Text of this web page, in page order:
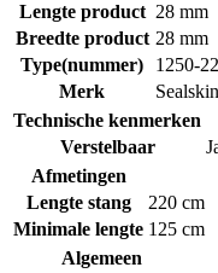
Lengte product 28 mm
Breedte product 28 mm
Type(nummer)
1250-
Merk
Sealskin
Technische kenmerken
Verstelbaar
Afmetingen
Lengte stang
220 cm
Minimale lengte 125 cm
Algemeen